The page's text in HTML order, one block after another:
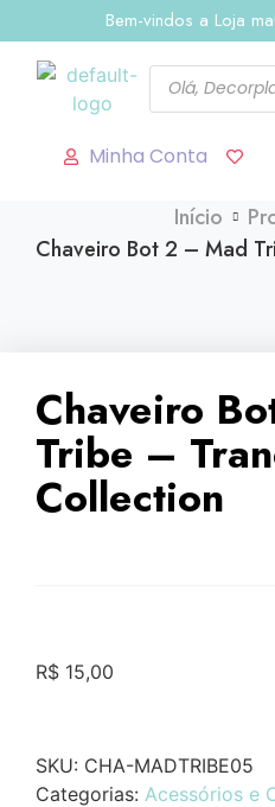
Bem-vindos a Loja
Minha Conta
Início
Chaveiro Bot 2 – Mad
Chaveiro
Tribe –
Collection
R$ 15,00
SKU: CHA-MADTRIBE05
Categorias: Acessórios e